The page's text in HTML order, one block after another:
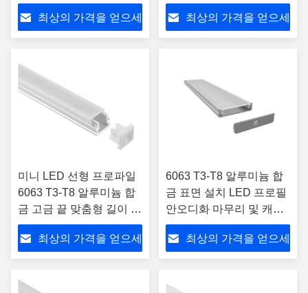
최상의 가격을 얻으세 최상의 가격을 얻으세
미니 LED 선형 프로파일
6063 T3-T8 알루미늄 합
금 고금 끝 맞춤형 길이 표
면 장착 LED 프로파일
최상의 가격을 얻으세
6063 T3-T8 알루미늄 합
금 표면 설치 LED 프로필
안오디화 마무리 및 캐비
닛 조명을위한 사용자 정
의 길이최상의 가격을 얻으세